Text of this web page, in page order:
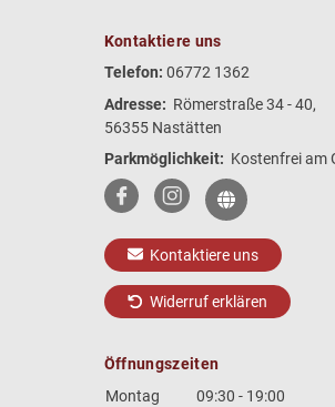
Kontaktiere uns
Telefon: 06772 1362
Adresse: Römerstraße 34 - 40,
56355 Nastätten
Parkmöglichkeit: Kostenfrei am
Kontaktiere uns
Widerruf erklären
Öffnungszeiten
Montag
09:30 - 19:00